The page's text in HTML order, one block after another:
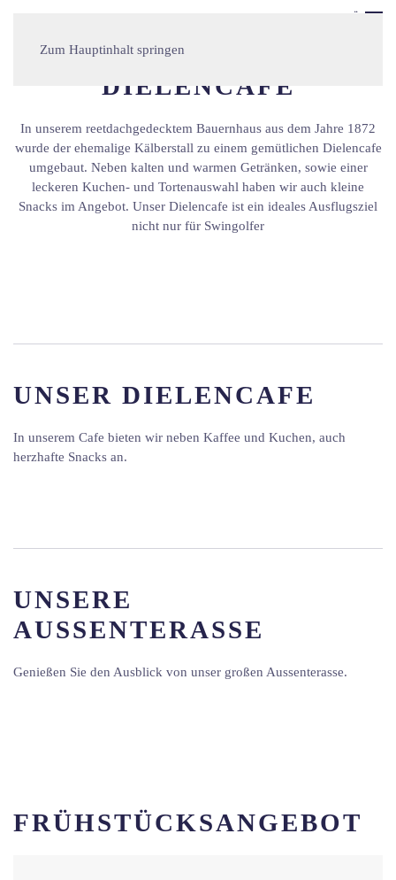
Zum Hauptinhalt springen
DIELENCAFE
In unserem reetdachgedecktem Bauernhaus aus dem Jahre 1872
wurde der ehemalige Kälberstall zu einem gemütlichen Dielencafe
umgebaut. Neben kalten und warmen Getränken, sowie einer
leckeren Kuchen- und Tortenauswahl haben wir auch kleine
Snacks im Angebot. Unser Dielencafe ist ein ideales Ausflugsziel
nicht nur für Swingolfer
UNSER DIELENCAFE
In unserem Cafe bieten wir neben Kaffee und Kuchen, auch
herzhafte Snacks an.
UNSERE
AUSSENTERASSE
Genießen Sie den Ausblick von unser großen Aussenterasse.
FRÜHSTÜCKSANGEBOT